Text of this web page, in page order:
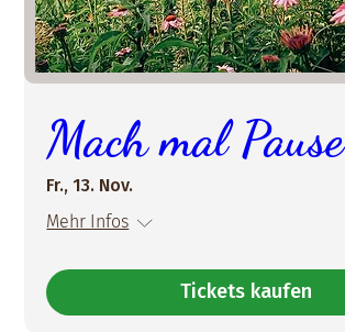
Mach mal Pause
Fr., 13. Nov.
Mehr Infos
Tickets kaufen